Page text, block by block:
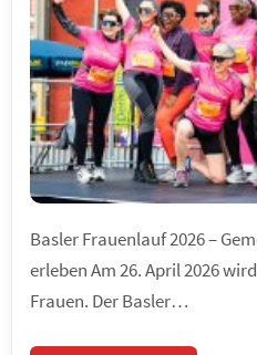
Basler Frauenlauf 2026 –
erleben Am 26. April 2026
Frauen. Der Basler…